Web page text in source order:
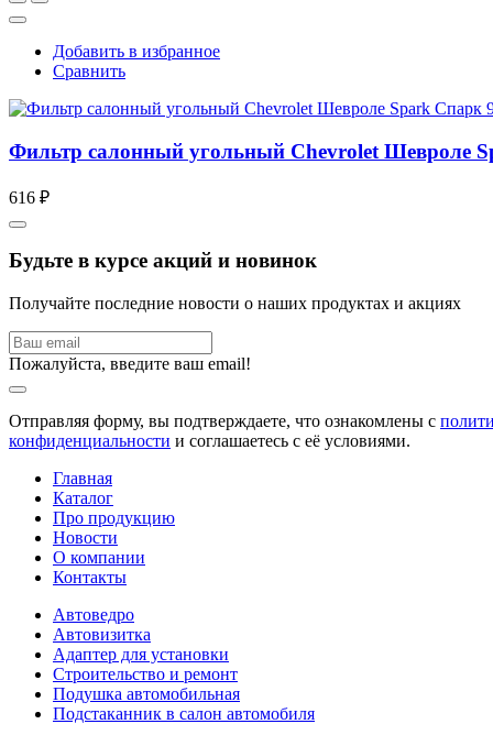
Добавить в избранное
Сравнить
Фильтр салонный угольный Chevrolet Шевроле
616 ₽
Будьте в курсе акций и новинок
Получайте последние новости о наших продуктах и акциях
Пожалуйста, введите ваш email!
Отправляя форму, вы подтверждаете, что ознакомлены с
конфиденциальности и соглашаетесь с её условиями.
Главная
Каталог
Про продукцию
Новости
О компании
Контакты
Автоведро
Автовизитка
Адаптер для установки
Строительство и ремонт
Подушка автомобильная
Подстаканник в салон автомобиля